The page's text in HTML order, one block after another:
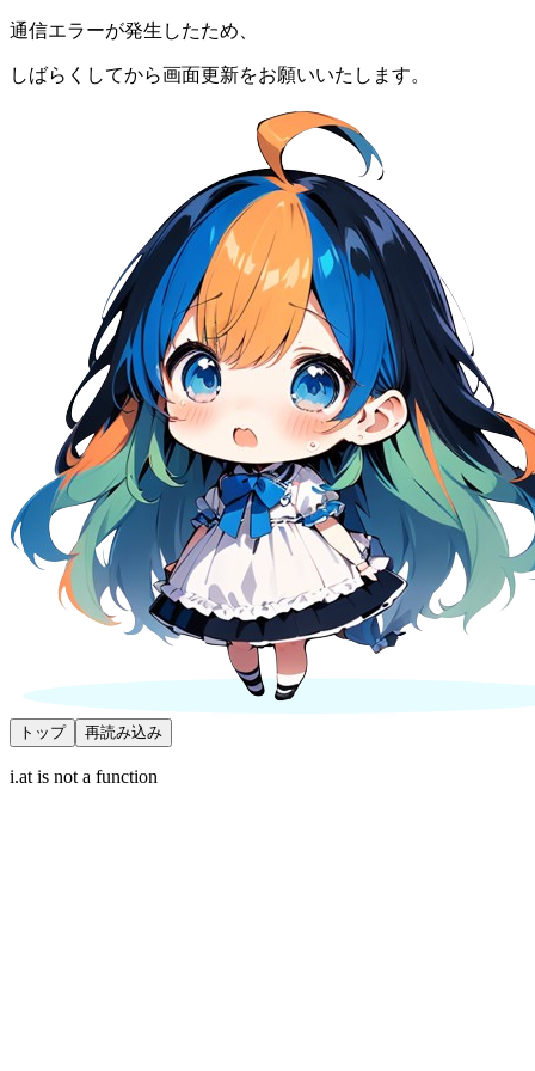
通信エラーが発生したため、
しばらくしてから画面更新をお願いいたします。
トップ 再読み込み
i.at is not a function